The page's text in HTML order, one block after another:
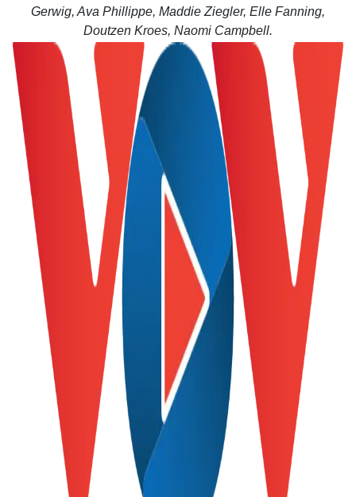
Bất động sản
Khởi nghiệp
Thị trường
Giá vàng
Tiêu dùng
Gerwig, Ava Phillippe, Maddie Ziegler, Elle Fanning,
Doutzen Kroes, Naomi Campbell.